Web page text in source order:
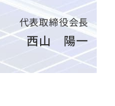
代表取締役会長
西山 陽一